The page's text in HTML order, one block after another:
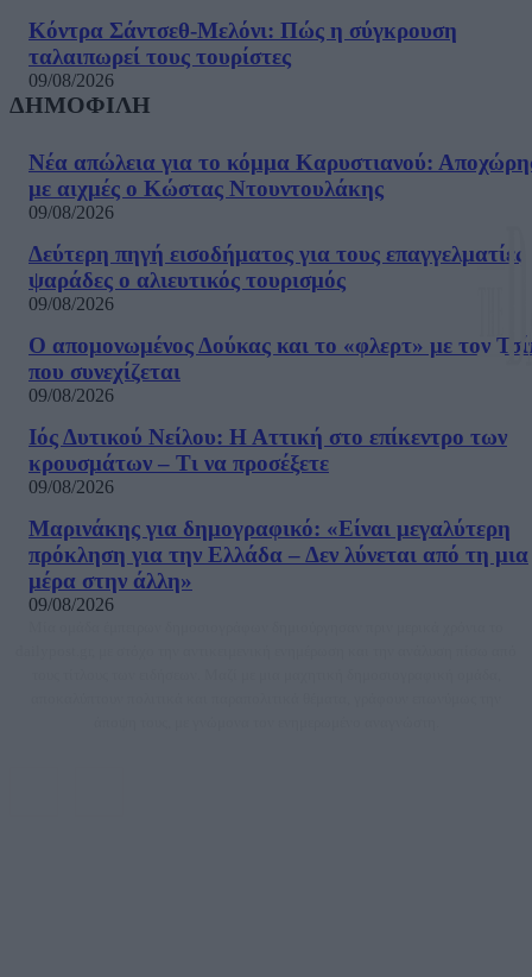
Κόντρα Σάντσεθ-Μελόνι: Πώς η σύγκρουση
ταλαιπωρεί τους τουρίστες
09/08/2026
ΔΗΜΟΦΙΛΗ
Νέα απώλεια για το κόμμα Καρυστιανού:
με αιχμές ο Κώστας Ντουντουλάκης
09/08/2026
Δεύτερη πηγή εισοδήματος για τους επαγγελματίες
ψαράδες ο αλιευτικός τουρισμός
09/08/2026
Ο απομονωμένος Δούκας και το «φλερτ» με τον
που συνεχίζεται
09/08/2026
Ιός Δυτικού Νείλου: Η Αττική στο επίκεντρο των
κρουσμάτων – Τι να προσέξετε
09/08/2026
Μαρινάκης για δημογραφικό: «Είναι μεγαλύτερη
πρόκληση για την Ελλάδα – Δεν λύνεται από τη μια
μέρα στην άλλη»
09/08/2026